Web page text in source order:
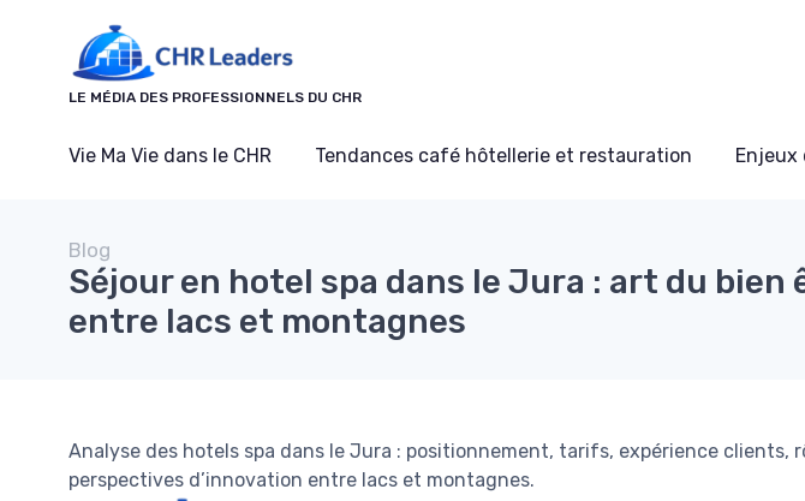
LE MÉDIA DES PROFESSIONNELS DU CHR
Vie Ma Vie dans le CHR Tendances café hôtellerie et restauration Enjeux
Blog
Séjour en hotel spa dans le Jura : art du bien
entre lacs et montagnes
Analyse des hotels spa dans le Jura : positionnement, tarifs, expérience clients,
perspectives d’innovation entre lacs et montagnes.